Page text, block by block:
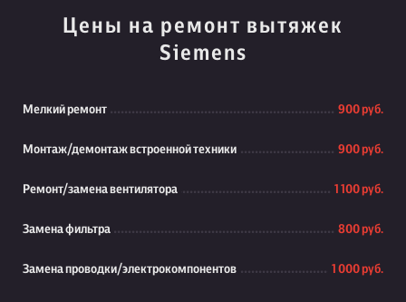
Цены на ремонт вытяжек
Siemens
Мелкий ремонт 900 руб.
Монтаж/демонтаж встроенной техники 900 руб.
Ремонт/замена вентилятора 1 100 руб.
Замена фильтра 800 руб.
Замена проводки/электрокомпонентов 1 000 руб.